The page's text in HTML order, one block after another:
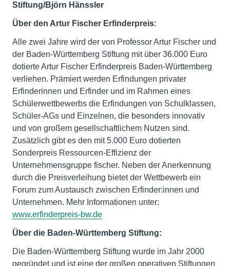
Stiftung/Björn Hänssler
Über den Artur Fischer Erfinderpreis:
Alle zwei Jahre wird der von Professor Artur Fischer und
der Baden-Württemberg Stiftung mit über 36.000 Euro
dotierte Artur Fischer Erfinderpreis Baden-Württemberg
verliehen. Prämiert werden Erfindungen privater
Erfinderinnen und Erfinder und im Rahmen eines
Schülerwettbewerbs die Erfindungen von Schulklassen,
Schüler-AGs und Einzelnen, die besonders innovativ
und von großem gesellschaftlichem Nutzen sind.
Zusätzlich gibt es den mit 5.000 Euro dotierten
Sonderpreis Ressourcen-Effizienz der
Unternehmensgruppe fischer. Neben der Anerkennung
durch die Preisverleihung bietet der Wettbewerb ein
Forum zum Austausch zwischen Erfinder:innen und
Unternehmen. Mehr Informationen unter:
www.erfinderpreis-bw.de
Über die Baden-Württemberg Stiftung:
Die Baden-Württemberg Stiftung wurde im Jahr 2000
gegründet und ist eine der großen operativen Stiftungen